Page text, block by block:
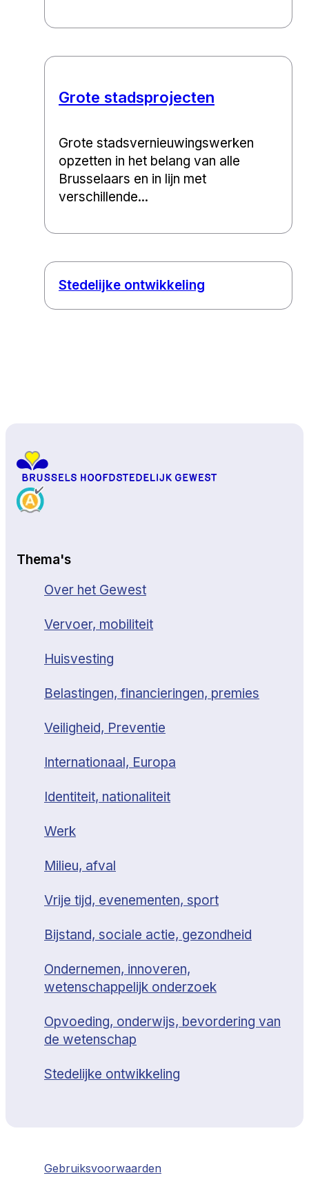
Grote stadsprojecten
Grote stadsvernieuwingswerken
opzetten in het belang van alle
Brusselaars en in lijn met
verschillende...
Stedelijke ontwikkeling
Thema's
Over het Gewest
Vervoer, mobiliteit
Huisvesting
Belastingen, financieringen, premies
Veiligheid, Preventie
Internationaal, Europa
Identiteit, nationaliteit
Werk
Milieu, afval
Vrije tijd, evenementen, sport
Bijstand, sociale actie, gezondheid
Ondernemen, innoveren,
wetenschappelijk onderzoek
Opvoeding, onderwijs, bevordering van
de wetenschap
Stedelijke ontwikkeling
Gebruiksvoorwaarden